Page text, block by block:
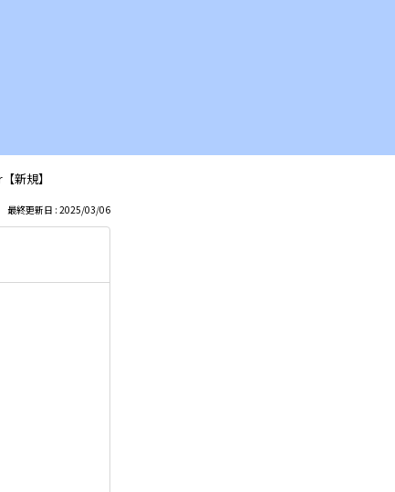
新規】
最終更新日 : 2025/03/06